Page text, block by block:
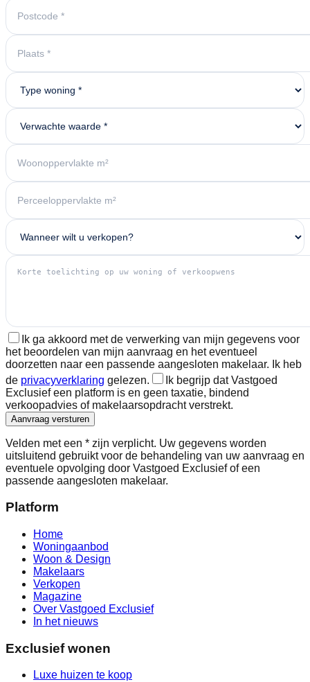
Ik ga akkoord met de verwerking van mijn gegevens voor
het beoordelen van mijn aanvraag en het eventueel
doorzetten naar een passende aangesloten makelaar. Ik heb
de privacyverklaring gelezen.
Ik begrijp dat Vastgoed
Exclusief een platform is en geen taxatie, bindend
verkoopadvies of makelaarsopdracht verstrekt.
Aanvraag versturen
Velden met een * zijn verplicht. Uw gegevens worden
uitsluitend gebruikt voor de behandeling van uw aanvraag en
eventuele opvolging door Vastgoed Exclusief of een
passende aangesloten makelaar.
Platform
Home
Woningaanbod
Woon & Design
Makelaars
Verkopen
Magazine
Over Vastgoed Exclusief
In het nieuws
Exclusief wonen
Luxe huizen te koop